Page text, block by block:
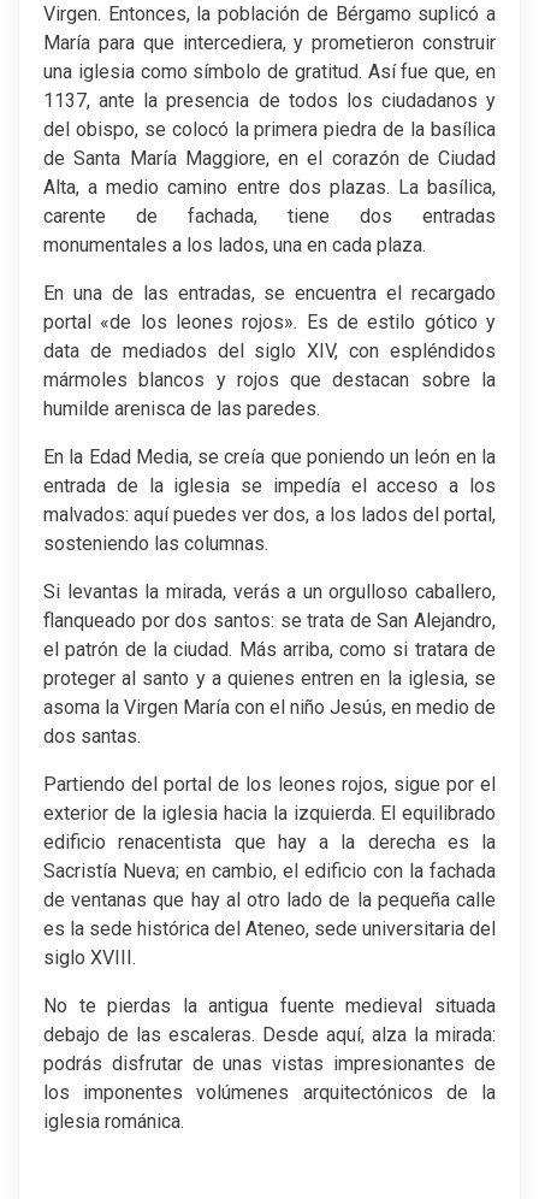
Virgen. Entonces, la población de Bérgamo suplicó a
María para que intercediera, y prometieron construir
una iglesia como símbolo de gratitud. Así fue que, en
1137, ante la presencia de todos los ciudadanos y
del obispo, se colocó la primera piedra de la basílica
de Santa María Maggiore, en el corazón de Ciudad
Alta, a medio camino entre dos plazas. La basílica,
carente de fachada, tiene dos entradas
monumentales a los lados, una en cada plaza.
En una de las entradas, se encuentra el recargado
portal «de los leones rojos». Es de estilo gótico y
data de mediados del siglo XIV, con espléndidos
mármoles blancos y rojos que destacan sobre la
humilde arenisca de las paredes.
En la Edad Media, se creía que poniendo un león en la
entrada de la iglesia se impedía el acceso a los
malvados: aquí puedes ver dos, a los lados del portal,
sosteniendo las columnas.
Si levantas la mirada, verás a un orgulloso caballero,
flanqueado por dos santos: se trata de San Alejandro,
el patrón de la ciudad. Más arriba, como si tratara de
proteger al santo y a quienes entren en la iglesia, se
asoma la Virgen María con el niño Jesús, en medio de
dos santas.
Partiendo del portal de los leones rojos, sigue por el
exterior de la iglesia hacia la izquierda. El equilibrado
edificio renacentista que hay a la derecha es la
Sacristía Nueva; en cambio, el edificio con la fachada
de ventanas que hay al otro lado de la pequeña calle
es la sede histórica del Ateneo, sede universitaria del
siglo XVIII.
No te pierdas la antigua fuente medieval situada
debajo de las escaleras. Desde aquí, alza la mirada:
podrás disfrutar de unas vistas impresionantes de
los imponentes volúmenes arquitectónicos de la
iglesia románica.